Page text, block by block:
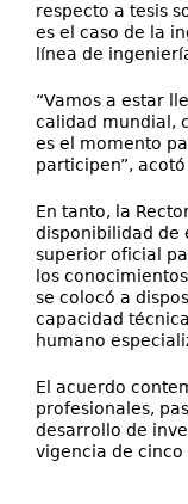
respecto a tesis
es el caso de la
línea de
“Vamos a estar
calidad mundial,
es el momento
participen”,
En tanto, la
disponibilidad de
superior oficial
los
se colocó a
capacidad
humano
El acuerdo
profesionales,
desarrollo de
vigencia de